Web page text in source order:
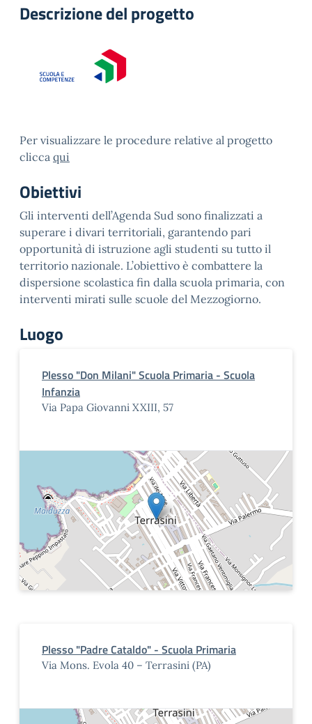
Descrizione del progetto
Per visualizzare le procedure relative al progetto
clicca qui
Obiettivi
Gli interventi dell’Agenda Sud sono finalizzati a
superare i divari territoriali, garantendo pari
opportunità di istruzione agli studenti su tutto il
territorio nazionale. L’obiettivo è combattere la
dispersione scolastica fin dalla scuola primaria, con
interventi mirati sulle scuole del Mezzogiorno.
Luogo
Plesso "Don Milani" Scuola Primaria - Scuola
Infanzia
Via Papa Giovanni XXIII, 57
Plesso "Padre Cataldo" - Scuola Primaria
Via Mons. Evola 40 – Terrasini (PA)